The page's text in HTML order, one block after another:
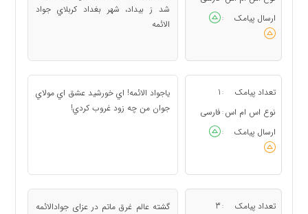
ارسال پیامک
:
شد ز بيداد، شهر بغداد کربلاي جواد
الائمه
تعداد پیامک :
1
نوع اس ام اس : فارسی
ارسال پیامک
:
یاجواد الائمه! اي خورشيد عشق اي مولاي
جوان من چه زود غروب کردي!
تعداد پیامک :
3
گشته عالم غرق ماتم در عزاى جوادالائمه